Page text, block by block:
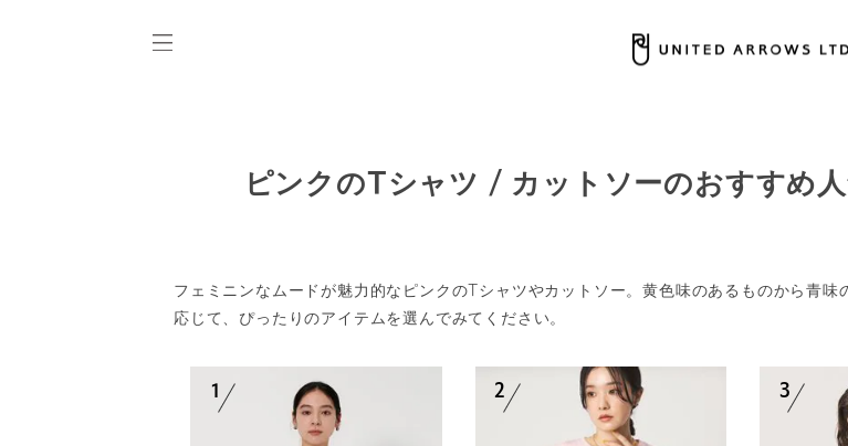
ピンクのTシャツ / カットソーのおすすめ
フェミニンなムードが魅力的なピンクのTシャツやカットソー。黄色味のあるものから青
応じて、ぴったりのアイテムを選んでみてください。